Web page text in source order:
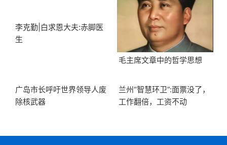
李克勤|白求恩大夫:赤脚医
生
毛主席文章中的哲学思想
广岛市长呼吁世界领导人废
除核武器
兰州“智慧环卫”:面票没了，
工作翻倍，工资不动